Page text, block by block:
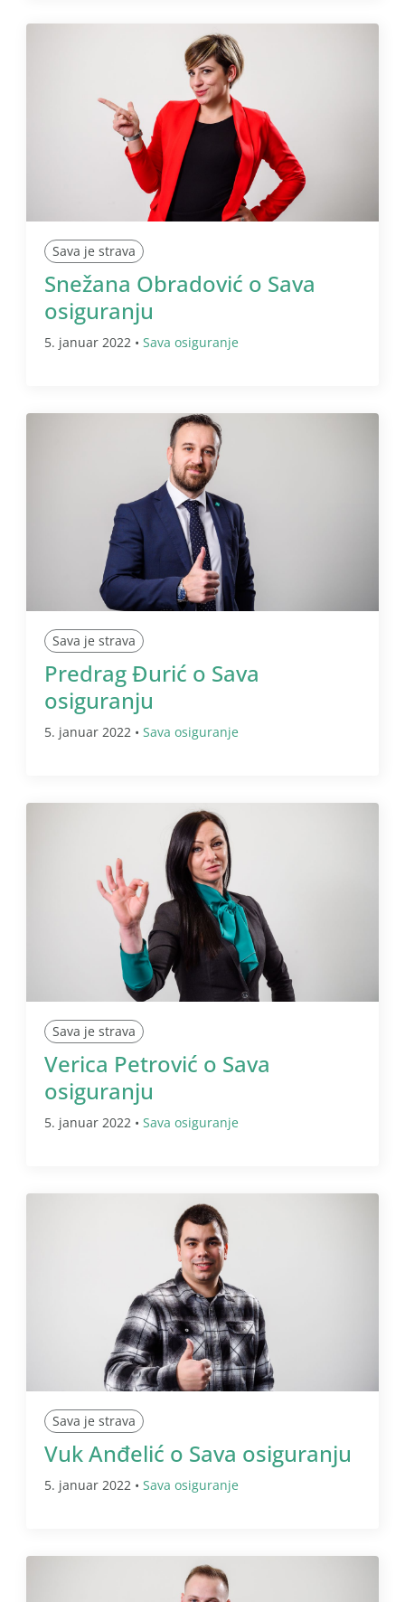
Sava je strava
Snežana Obradović o Sava
osiguranju
5. januar 2022 • Sava osiguranje
Sava je strava
Predrag Đurić o Sava
osiguranju
5. januar 2022 • Sava osiguranje
Sava je strava
Verica Petrović o Sava
osiguranju
5. januar 2022 • Sava osiguranje
Sava je strava
Vuk Anđelić o Sava osiguranju
5. januar 2022 • Sava osiguranje